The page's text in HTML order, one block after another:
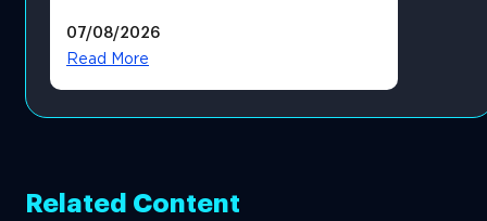
โดยตรง
07/08/2026
Read More
Related Content